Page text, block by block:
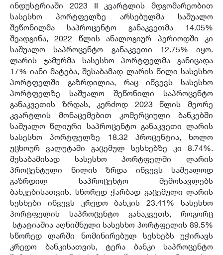
ინდუსტრიაში 2023 II კვარტლის მდგომარეობით
სასესხო პორტფელზე არსებულმა საშუალო
შეწონილმა საპროცენტო განაკვეთმა 14.05%
შეადგინა, 2022 წლის ანალოგიურ პერიოდში კი
საშუალო საპროცენტო განაკვეთი 12.75% იყო.
ლარის ჯამურმა სასესხო პორტფელმა განიცადა
17%-იანი მატება, შესაბამად ლარის წილი სასესხო
პორტფელში გაზრდილია, რაც იწვევს სასესხო
პორტფელზე საშუალო შეწონილი საპროცენტო
განაკვეთის ზრდას, კერძოდ 2023 წლის მეორე
კვარტლის მონაცემებით კომერციული ბანკებში
საშუალო წლიური საპროცენტო განაკვეთი ლარის
სასესხო პორტფელზე 18.32 პროცენტია, ხოლო
უცხოურ ვალუტაში გაცემულ სესხებზე კი 8.74%.
შესაბამისად სასესხო პორტფელში ლარის
პროცენტული წილის ზრდა იწვევს საშუალოდ
გაზრდილ საპროცენტო შემოსავლებს
ბანკებისათვის. სწორედ ჭარბად გაცემული ლარის
სესხები იწვევს კრედო ბანკის 23.41% სასესხო
პორტფელის საპროცენტო განაკვეთს, როგორც
სტატიაშია აღნიშნული სასესხო პორტფელის 89.5%
სწორედ ლარში ნომინირებულ სესხებს უჭირავს
კრედო ბანკისათვის, ტერა ბანკი საპროცენტო